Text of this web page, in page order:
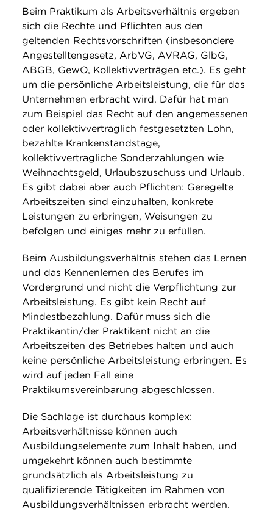
Beim Praktikum als Arbeitsverhältnis ergeben
sich die Rechte und Pflichten aus den
geltenden Rechtsvorschriften (insbesondere
Angestelltengesetz, ArbVG, AVRAG, GlbG,
ABGB, GewO, Kollektivverträgen etc.). Es geht
um die persönliche Arbeitsleistung, die für das
Unternehmen erbracht wird. Dafür hat man
zum Beispiel das Recht auf den angemessenen
oder kollektivvertraglich festgesetzten Lohn,
bezahlte Krankenstandstage,
kollektivvertragliche Sonderzahlungen wie
Weihnachtsgeld, Urlaubszuschuss und Urlaub.
Es gibt dabei aber auch Pflichten: Geregelte
Arbeitszeiten sind einzuhalten, konkrete
Leistungen zu erbringen, Weisungen zu
befolgen und einiges mehr zu erfüllen.
Beim Ausbildungsverhältnis stehen das Lernen
und das Kennenlernen des Berufes im
Vordergrund und nicht die Verpflichtung zur
Arbeitsleistung. Es gibt kein Recht auf
Mindestbezahlung. Dafür muss sich die
Praktikantin/der Praktikant nicht an die
Arbeitszeiten des Betriebes halten und auch
keine persönliche Arbeitsleistung erbringen. Es
wird auf jeden Fall eine
Praktikumsvereinbarung abgeschlossen.
Die Sachlage ist durchaus komplex:
Arbeitsverhältnisse können auch
Ausbildungselemente zum Inhalt haben, und
umgekehrt können auch bestimmte
grundsätzlich als Arbeitsleistung zu
qualifizierende Tätigkeiten im Rahmen von
Ausbildungsverhältnissen erbracht werden.